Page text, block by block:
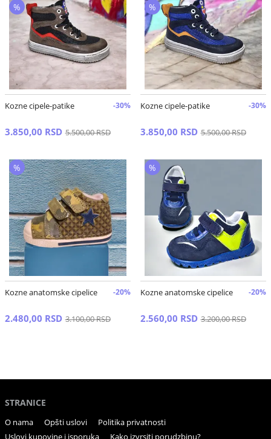
Kozne cipele-patike -30%
3.850,00 RSD 5.500,00 RSD
%
Kozne cipele-patike -30%
3.850,00 RSD 5.500,00 RSD
%
Kozne anatomske cipelice -20%
2.480,00 RSD 3.100,00 RSD
%
Kozne anatomske cipelice -20%
2.560,00 RSD 3.200,00 RSD
%
STRANICE
O nama Opšti uslovi
Politika privatnosti
Uslovi kupovine i isporuka
Kako izvrsiti porudzbinu?